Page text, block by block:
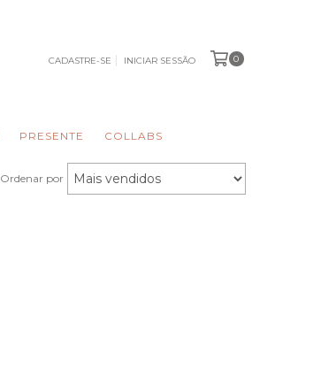
CADASTRE-SE INICIAR SESSÃO 0
PRESENTE COLLABS
Ordenar por